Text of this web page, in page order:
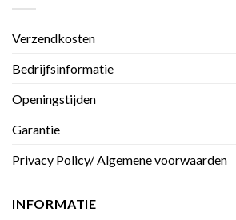
Verzendkosten
Bedrijfsinformatie
Openingstijden
Garantie
Privacy Policy/ Algemene voorwaarden
INFORMATIE